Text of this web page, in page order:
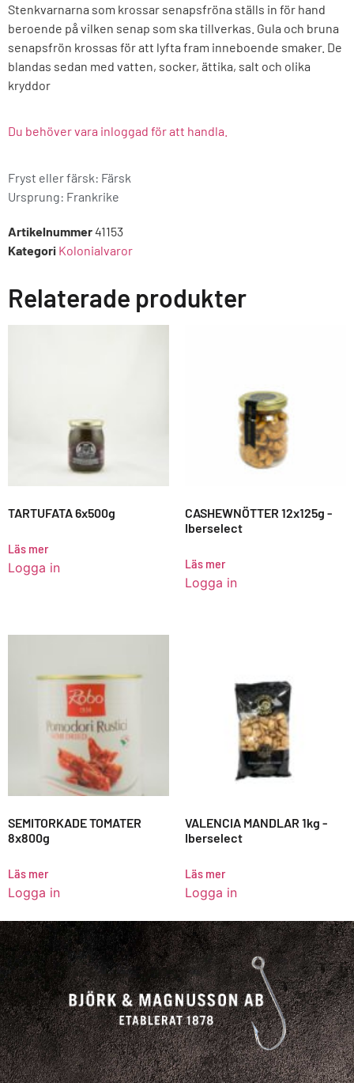
Stenkvarnarna som krossar senapsfröna ställs in för hand
beroende på vilken senap som ska tillverkas. Gula och bruna
senapsfrön krossas för att lyfta fram inneboende smaker. De
blandas sedan med vatten, socker, ättika, salt och olika
kryddor
Du behöver vara inloggad för att handla.
Fryst eller färsk: Färsk
Ursprung: Frankrike
Artikelnummer41153
Kategori Kolonialvaror
Relaterade produkter
TARTUFATA 6x500g
Läs mer
Logga in
CASHEWNÖTTER 12x125g -
Iberselect
Läs mer
Logga in
SEMITORKADE TOMATER
8x800g
Läs mer
Logga in
VALENCIA MANDLAR 1kg -
Iberselect
Läs mer
Logga in